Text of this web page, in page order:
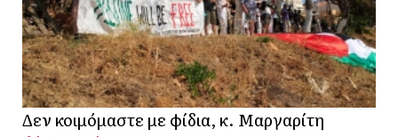
Δεν κοιμόμαστε με φίδια, κ. Μαργαρίτη